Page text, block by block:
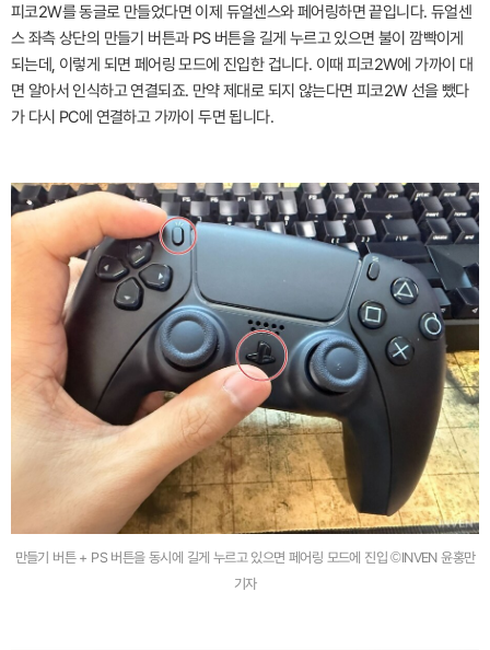
피코2W를 동글로 만들었다면 이제 듀얼센스와 페어링하면 끝입니다. 듀얼센
스 좌측 상단의 만들기 버튼과 PS 버튼을 길게 누르고 있으면 불이 깜빡이게
되는데, 이렇게 되면 페어링 모드에 진입한 겁니다. 이때 피코2W에 가까이 대
면 알아서 인식하고 연결되죠. 만약 제대로 되지 않는다면 피코2W 선을 뺐다
가 다시 PC에 연결하고 가까이 두면 됩니다.
만들기 버튼 + PS 버튼을 동시에 길게 누르고 있으면 페어링 모드에 진입 ©INVEN 윤홍만
기자